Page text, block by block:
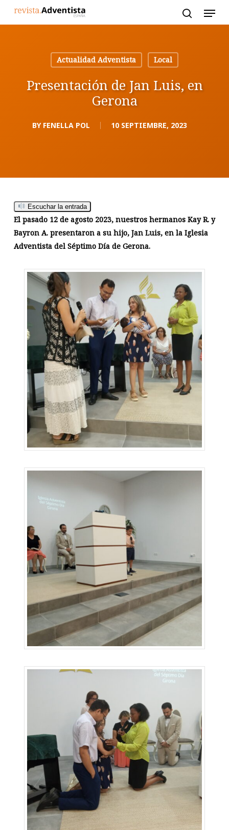
Actualidad Adventista
Local
Presentación de Jan Luis, en
Gerona
BY FENELLA POL 10 SEPTIEMBRE, 2023
Escuchar la entrada
El pasado 12 de agosto 2023, nuestros hermanos Kay R. y
Bayron A. presentaron a su hijo, Jan Luis, en la Iglesia
Adventista del Séptimo Día de Gerona.